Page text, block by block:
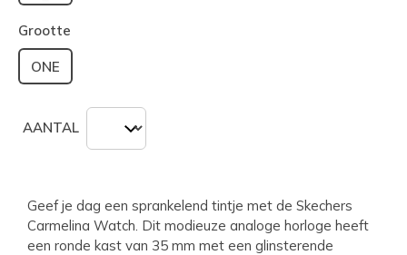
geselecteerd
Grootte
ONE
AANTAL
Geef je dag een sprankelend tintje met de Skechers
Carmelina Watch. Dit modieuze analoge horloge heeft
een ronde kast van 35 mm met een glinsterende